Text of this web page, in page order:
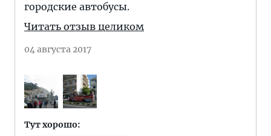
городские автобусы.
Читать отзыв целиком
04 августа 2017
Тут хорошо: